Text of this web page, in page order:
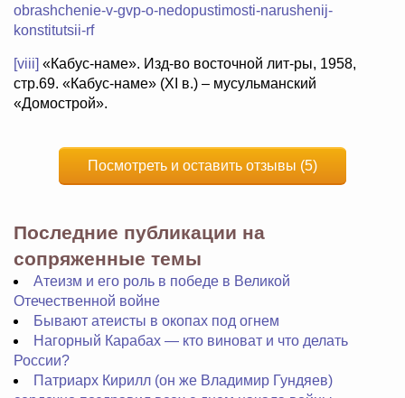
obrashchenie-v-gvp-o-nedopustimosti-narushenij-
konstitutsii-rf
[viii] «Кабус-наме». Изд-во восточной лит-ры, 1958,
стр.69. «Кабус-наме» (XI в.) – мусульманский
«Домострой».
Посмотреть и оставить отзывы (5)
Последние публикации на
сопряженные темы
Атеизм и его роль в победе в Великой
Отечественной войне
Бывают атеисты в окопах под огнем
Нагорный Карабах — кто виноват и что делать
России?
Патриарх Кирилл (он же Владимир Гундяев)